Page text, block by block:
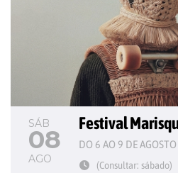
SÁB
08
AGO
Festival
DO 6 AO 9 DE
(Consultar: sábado)